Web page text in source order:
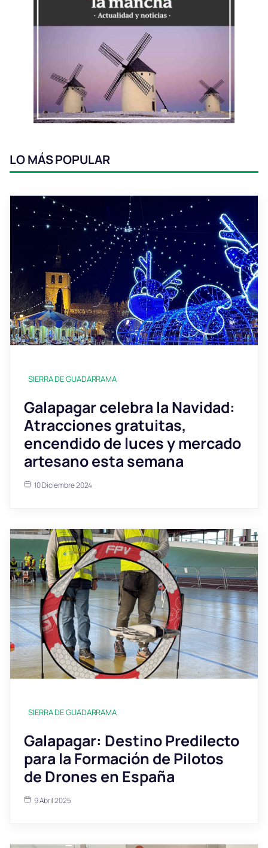
LO MÁS POPULAR
SIERRA DE GUADARRAMA
Galapagar celebra la Navidad:
Atracciones gratuitas,
encendido de luces y mercado
artesano esta semana
10 Diciembre 2024
SIERRA DE GUADARRAMA
Galapagar: Destino Predilecto
para la Formación de Pilotos
de Drones en España
9 Abril 2025